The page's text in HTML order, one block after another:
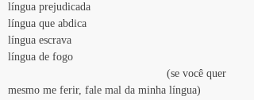
língua prejudicada
língua que abdica
língua escrava
língua de fogo
(se você quer
mesmo me ferir, fale mal da minha língua)